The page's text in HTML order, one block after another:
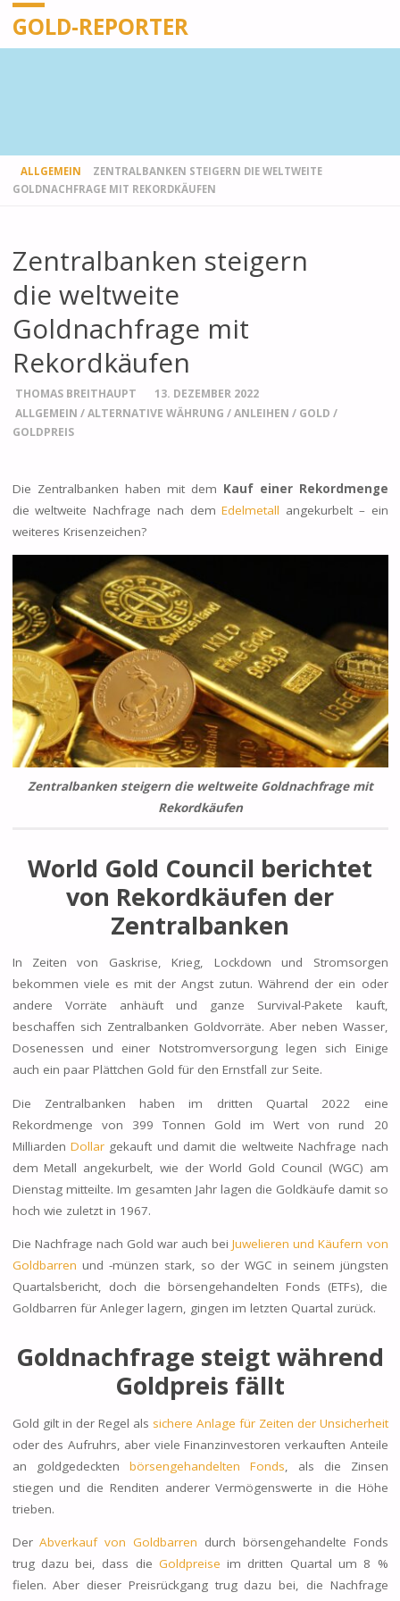
GOLD-REPORTER
STARTSEITE
ALLGEMEIN
ZENTRALBANKEN STEIGERN DIE WELTWEITE
GOLDNACHFRAGE MIT REKORDKÄUFEN
Zentralbanken steigern
die weltweite
Goldnachfrage mit
Rekordkäufen
THOMAS BREITHAUPT
13. DEZEMBER 2022
ALLGEMEIN /ALTERNATIVE WÄHRUNG /ANLEIHEN / GOLD /
GOLDPREIS
Die Zentralbanken haben mit dem Kauf einer Rekordmenge
die weltweite Nachfrage nach demEdelmetall angekurbelt – ein
weiteres Krisenzeichen?
Zentralbanken steigern die weltweite Goldnachfrage mit
Rekordkäufen
World Gold Council berichtet
von Rekordkäufen der
Zentralbanken
In Zeiten von Gaskrise,Krieg, Lockdown und Stromsorgen
bekommen viele es mit der Angst zutun. Während der ein oder
andere Vorräte anhäuft und ganze Survival-Pakete kauft,
beschaffen sich Zentralbanken Goldvorräte. Aber neben Wasser,
Dosenessen und einer Notstromversorgung legen sich Einige
auch ein paar Plättchen Gold für den Ernstfall zur Seite.
Die Zentralbanken haben im dritten Quartal 2022 eine
Rekordmenge von 399 Tonnen Gold im Wert von rund 20
Milliarden Dollargekauft und damit die weltweite Nachfrage nach
dem Metall angekurbelt, wie derWorld Gold Council (WGC) am
Dienstag mitteilte. Im gesamten Jahr lagen die Goldkäufe damit so
hoch wie zuletzt in 1967.
Die Nachfrage nach Gold war auch beiJuwelieren und Käufern von
Goldbarren und -münzen stark, so der WGC in seinem jüngsten
Quartalsbericht, doch die börsengehandelten Fonds (ETFs), die
Goldbarren für Anleger lagern, gingen im letzten Quartal zurück.
Goldnachfrage steigt während
Goldpreis fällt
Gold gilt in der Regel als sichere Anlage für Zeiten der Unsicherheit
oder des Aufruhrs, aber viele Finanzinvestoren verkauften Anteile
an goldgedeckten börsengehandelten Fonds, als die Zinsen
stiegen und die Renditen anderer Vermögenswerte in die Höhe
trieben.
DerAbverkauf von Goldbarren durch börsengehandelte Fonds
trug dazu bei, dass die Goldpreise im dritten Quartal um 8 %
fielen. Aber dieser Preisrückgang trug dazu bei, die Nachfrage